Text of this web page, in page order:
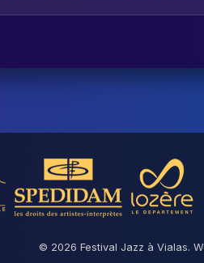
© 2026 Festival Jazz à Vialas.